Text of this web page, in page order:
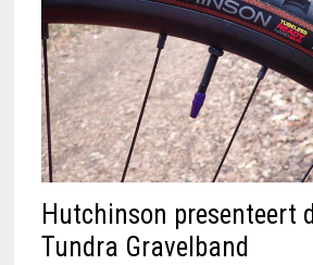
Hutchinson presenteert
Tundra Gravelband